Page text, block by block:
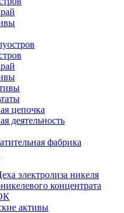
цепочка
деятельность
фабрика
электролиза никеля
концентрата
активы